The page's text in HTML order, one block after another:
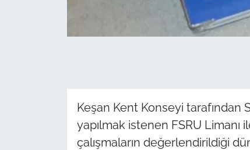
Keşan Kent Konseyi tarafından
yapılmak istenen FSRU Limanı
çalışmaların değerlendirildiği